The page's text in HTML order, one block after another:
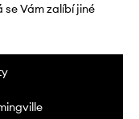
se Vám zalíbí jiné